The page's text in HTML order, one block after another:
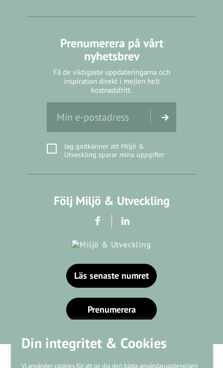
Din integritet & Cookies
Vi använder cookies för att ge dig den bästa användarupplevelsen
Prenumerera på vårt
nyhetsbrev
Få de viktigaste uppdateringarna och
inspiration direkt i mejlen helt
kostnadsfritt.
Jag godkänner att Miljö &
Utveckling sparar mina uppgifter
Följ Miljö & Utveckling
Läs senaste numret
Prenumerera